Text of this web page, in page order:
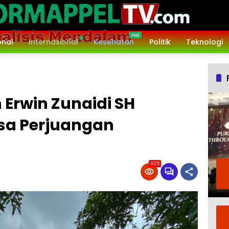
Internasional Kesehatan Politik Teknologi
Zunaidi SH
Perjuangan
635